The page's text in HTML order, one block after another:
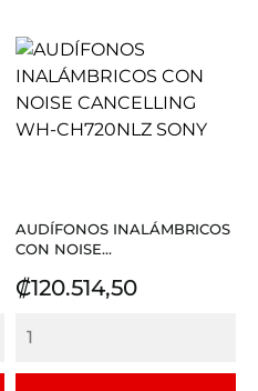
AUDÍFONOS INALÁMBRICOS
CON NOISE...
Precio
₡120.514,50